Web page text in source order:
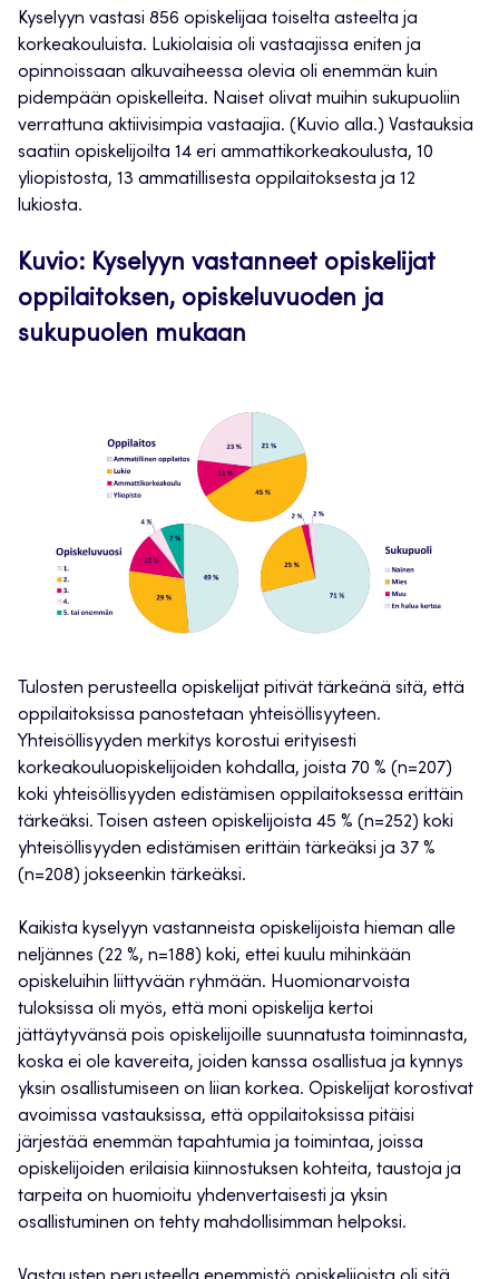
Kyselyyn vastasi 856 opiskelijaa toiselta asteelta ja
korkeakouluista. Lukiolaisia oli vastaajissa eniten ja
opinnoissaan alkuvaiheessa olevia oli enemmän kuin
pidempään opiskelleita. Naiset olivat muihin sukupuoliin
verrattuna aktiivisimpia vastaajia. (Kuvio alla.) Vastauksia
saatiin opiskelijoilta 14 eri ammattikorkeakoulusta, 10
yliopistosta, 13 ammatillisesta oppilaitoksesta ja 12
lukiosta.
Kuvio: Kyselyyn vastanneet opiskelijat
oppilaitoksen, opiskeluvuoden ja
sukupuolen mukaan
Tulosten perusteella opiskelijat pitivät tärkeänä sitä, että
oppilaitoksissa panostetaan yhteisöllisyyteen.
Yhteisöllisyyden merkitys korostui erityisesti
korkeakouluopiskelijoiden kohdalla, joista 70 % (n=207)
koki yhteisöllisyyden edistämisen oppilaitoksessa erittäin
tärkeäksi. Toisen asteen opiskelijoista 45 % (n=252) koki
yhteisöllisyyden edistämisen erittäin tärkeäksi ja 37 %
(n=208) jokseenkin tärkeäksi.
Kaikista kyselyyn vastanneista opiskelijoista hieman alle
neljännes (22 %, n=188) koki, ettei kuulu mihinkään
opiskeluihin liittyvään ryhmään. Huomionarvoista
tuloksissa oli myös, että moni opiskelija kertoi
jättäytyvänsä pois opiskelijoille suunnatusta toiminnasta,
koska ei ole kavereita, joiden kanssa osallistua ja kynnys
yksin osallistumiseen on liian korkea. Opiskelijat korostivat
avoimissa vastauksissa, että oppilaitoksissa pitäisi
järjestää enemmän tapahtumia ja toimintaa, joissa
opiskelijoiden erilaisia kiinnostuksen kohteita, taustoja ja
tarpeita on huomioitu yhdenvertaisesti ja yksin
osallistuminen on tehty mahdollisimman helpoksi.